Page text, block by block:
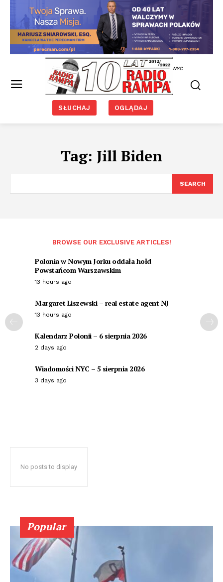
NYC
SŁUCHAJ OGLĄDAJ
Tag: Jill Biden
SEARCH
BROWSE OUR EXCLUSIVE ARTICLES!
Polonia w Nowym Jorku oddała hołd
Powstańcom Warszawskim
13 hours ago
Margaret Liszewski – real estate agent NJ
13 hours ago
Kalendarz Polonii – 6 sierpnia 2026
2 days ago
Wiadomości NYC – 5 sierpnia 2026
3 days ago
No posts to display
Popular